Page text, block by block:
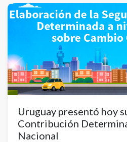
Uruguay presentó hoy
Contribución
Nacional